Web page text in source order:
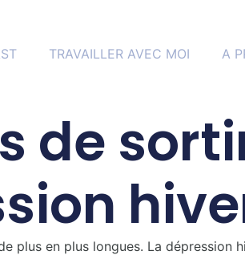
TRAVAILLER AVEC MOI A
de
plus en plus longues. La dépression